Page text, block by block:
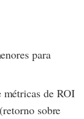
para
métricas de ROI
sobre